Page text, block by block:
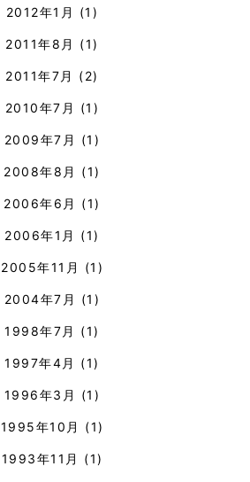
2012年1月 (1)
2011年8月 (1)
2011年7月 (2)
2010年7月 (1)
2009年7月 (1)
2008年8月 (1)
2006年6月 (1)
2006年1月 (1)
2005年11月 (1)
2004年7月 (1)
1998年7月 (1)
1997年4月 (1)
1996年3月 (1)
1995年10月 (1)
1993年11月 (1)